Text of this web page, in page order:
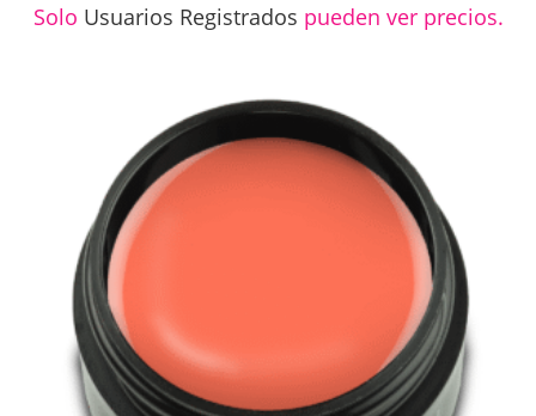
Solo Usuarios Registrados pueden ver precios.